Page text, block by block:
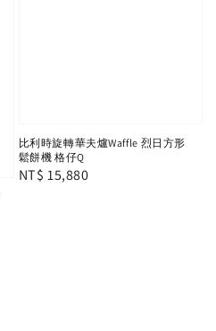
比利時旋轉華夫爐Waffle 烈日方形
鬆餅機 格仔Q
Regular
NT$ 15,880